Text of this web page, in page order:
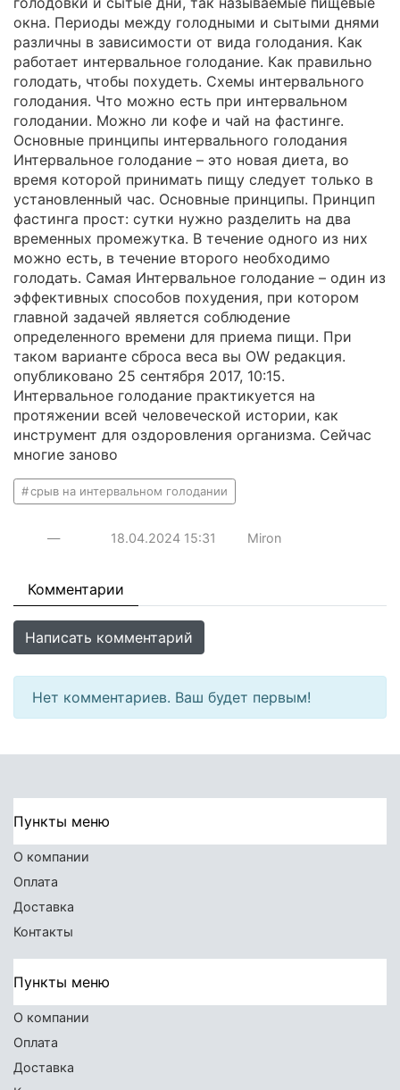
окна. Периоды между голодными и сытыми днями
различны в зависимости от вида голодания. Как
работает интервальное голодание. Как правильно
голодать, чтобы похудеть. Схемы интервального
голодания. Что можно есть при интервальном
голодании. Можно ли кофе и чай на фастинге.
Основные принципы интервального голодания
Интервальное голодание – это новая диета, во
время которой принимать пищу следует только в
установленный час. Основные принципы. Принцип
фастинга прост: сутки нужно разделить на два
временных промежутка. В течение одного из них
можно есть, в течение второго необходимо
голодать. Самая Интервальное голодание – один из
эффективных способов похудения, при котором
главной задачей является соблюдение
определенного времени для приема пищи. При
таком варианте сброса веса вы ОW редакция.
опубликовано 25 сентября 2017, 10:15.
Интервальное голодание практикуется на
протяжении всей человеческой истории, как
инструмент для оздоровления организма. Сейчас
многие заново
срыв на интервальном голодании
— 18.04.2024 15:31 Miron
Комментарии
Написать комментарий
Нет комментариев. Ваш будет первым!
Пункты меню
О компании
Оплата
Доставка
Контакты
Пункты меню
О компании
Оплата
Доставка